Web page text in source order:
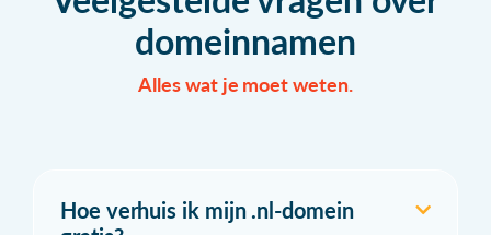
domeinnamen
Alles wat je moet weten.
Hoe verhuis ik mijn .nl-domein